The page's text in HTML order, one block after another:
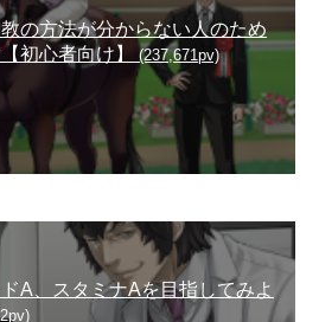
教の方法が分からない人のため
初心者向け】
(237,671pv)
A、スタミナAを目指してみよ